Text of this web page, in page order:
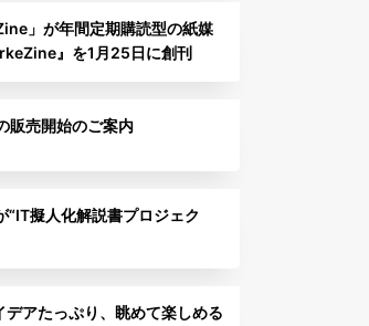
」が年間定期購読型の紙媒
』を1月25日に創刊
販売開始のご案内
擬人化解説書プロジェク
アたっぷり、眺めて楽しめる